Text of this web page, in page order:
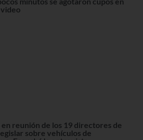
reunión de los 19 directores de
sobre vehículos de